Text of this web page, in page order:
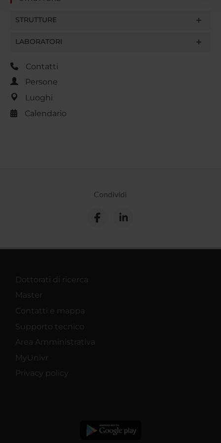
con altre informazioni che hai fornito loro o che hanno
STRUTTURE
LABORATORI
Contatti
Persone
Luoghi
Calendario
Condividi
Dottorati di ricerca
Master
Contatti e mappa
Supporto tecnico
Area Amministrativa
MyUnivr
Privacy policy